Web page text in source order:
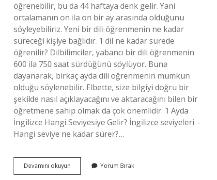
öğrenebilir, bu da 44 haftaya denk gelir. Yani
ortalamanın on ila on bir ay arasında olduğunu
söyleyebiliriz. Yeni bir dili öğrenmenin ne kadar
süreceği kişiye bağlıdır. 1 dil ne kadar sürede
öğrenilir? Dilbilimciler, yabancı bir dili öğrenmenin
600 ila 750 saat sürdüğünü söylüyor. Buna
dayanarak, birkaç ayda dili öğrenmenin mümkün
olduğu söylenebilir. Elbette, size bilgiyi doğru bir
şekilde nasıl açıklayacağını ve aktaracağını bilen bir
öğretmene sahip olmak da çok önemlidir. 1 Ayda
İngilizce Hangi Seviyesiye Gelir? İngilizce seviyeleri –
Hangi seviye ne kadar sürer?…
Devamını okuyun
Ayda
Yorum Bırak